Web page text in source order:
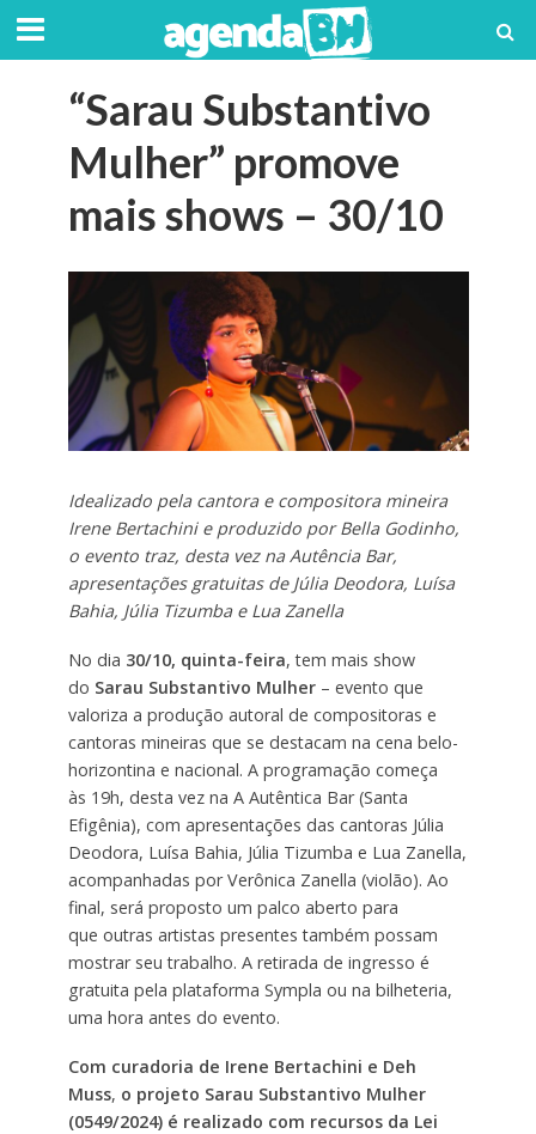
“Sarau Substantivo
Mulher” promove
mais shows – 30/10
Idealizado pela cantora e compositora mineira
Irene Bertachini e produzido por Bella Godinho,
o evento traz, desta vez na Autência Bar,
apresentações gratuitas de Júlia Deodora, Luísa
Bahia, Júlia Tizumba e Lua Zanella
No dia 30/10, quinta-feira, tem mais show
do Sarau Substantivo Mulher– evento que
valoriza a produção autoral de compositoras e
cantoras mineiras que se destacam na cena belo-
horizontina e nacional. A programação começa
às 19h, desta vez na A Autêntica Bar (Santa
Efigênia), com apresentações das cantoras Júlia
Deodora, Luísa Bahia, Júlia Tizumba e Lua Zanella,
acompanhadas por Verônica Zanella (violão). Ao
final, será proposto um palco aberto para
que outras artistas presentes também possam
mostrar seu trabalho. A retirada de ingresso é
gratuita pela plataforma Sympla ou na bilheteria,
uma hora antes do evento.
Com curadoria de Irene Bertachini e Deh
Muss, o projeto Sarau Substantivo Mulher
(0549/2024) é realizado com recursos da Lei